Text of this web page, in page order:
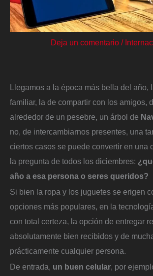
Deja un comentario /
Llegamos a la época más bella del año,
familiar, la de compartir con los amigos,
alrededor de un pesebre, un árbol de
no, de intercambiarnos presentes, una
ciertos casos se puede convertir en una
la pregunta de todos los diciembres:
año a esa persona o seres queridos?
Si bien la ropa y los juguetes se erigen
opciones más populares, en la
con total certeza, la opción de entregar
absolutamente bien recibidos y de
prácticamente cualquier persona.
De entrada, un buen celular, por